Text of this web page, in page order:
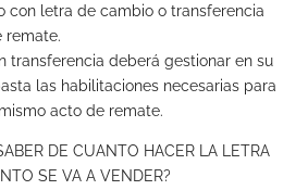
con letra de cambio o transferencia
remate.
transferencia deberá gestionar en su
las habilitaciones necesarias para
acto de remate.
DE CUANTO HACER LA LETRA
SE VA A VENDER?